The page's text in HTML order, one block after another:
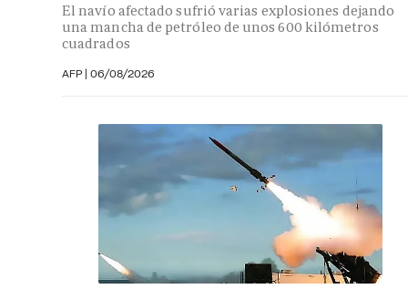
El navío afectado sufrió varias explosiones dejando
una mancha de petróleo de unos 600 kilómetros
cuadrados
AFP | 06/08/2026